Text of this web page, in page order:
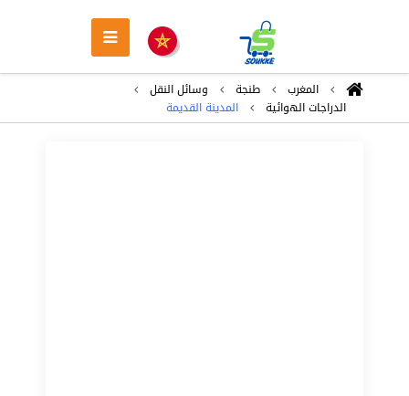
المغرب طنجة
وسائل النقل
الدراجات الهوائية
المدينة القديمة